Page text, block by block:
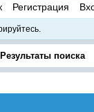
Регистрация
Результаты поиска